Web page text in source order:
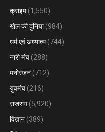
क्राइम(1,550)
खेल की दुनिया(984)
धर्म एवं अध्यात्म(744)
नारी मंच (288)
मनोरंजन (712)
युवमंच (216)
राजराग(5,920)
विज्ञान (389)